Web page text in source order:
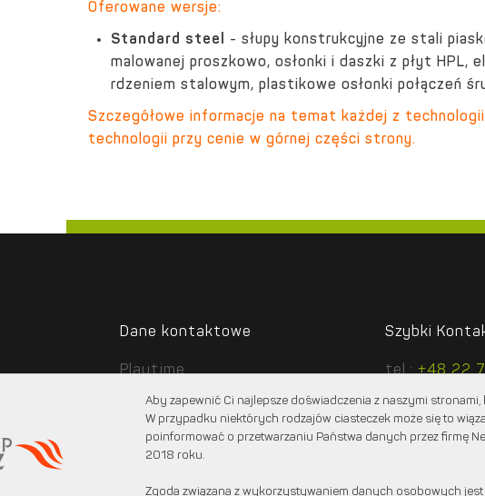
Oferowane wersje:
Standard steel - słupy konstrukcyjne ze stali
malowanej proszkowo, osłonki i daszki z płyt HPL,
rdzeniem stalowym, plastikowe osłonki połączeń
Szczegółowe informacje na temat każdej z
technologii przy cenie w górnej części strony.
Dane kontaktowe
Playtime
ul. Pocztowa 1 lok. 6
05-082 Stare Babice
Szybki
tel.:+48 22
+48
e-mail:
Aby zapewnić Ci najlepsze doświadczenia z naszymi
W przypadku niektórych rodzajów ciasteczek może się to
poinformować o przetwarzaniu Państwa danych przez firmę
2018 roku.
Zgoda związana z wykorzystywaniem danych osobowych